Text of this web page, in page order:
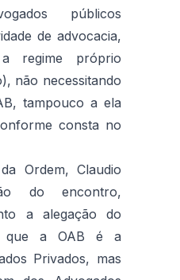
públicos
de advocacia,
regime próprio
não necessitando
tampouco a ela
consta no
Ordem, Claudio
do encontro,
a alegação do
que a OAB é a
Privados, mas